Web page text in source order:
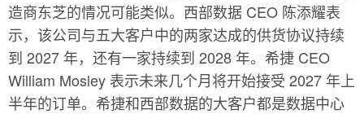
造商东芝的情况可能类似。西部数据 CEO 陈添耀表
示，该公司与五大客户中的两家达成的供货协议持续
到 2027 年，还有一家持续到 2028 年。希捷 CEO
William Mosley 表示未来几个月将开始接受 2027 年上
半年的订单。希捷和西部数据的大客户都是数据中心